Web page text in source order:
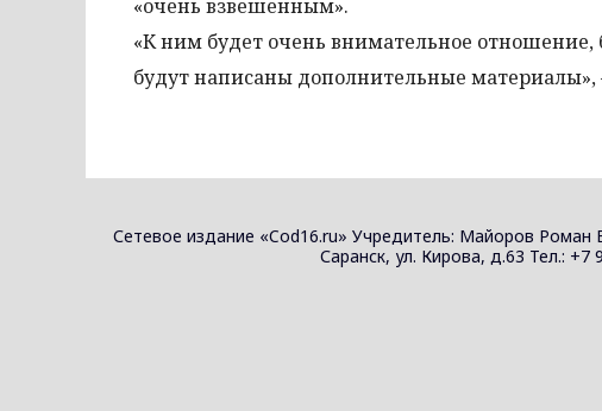
«очень взвешенным».
«К ним будет очень внимательное
будут написаны дополнительные материалы»,
Сетевое издание «Cod16.ru» Учредитель: Майоров
Саранск, ул. Кирова, д.63 Тел.: